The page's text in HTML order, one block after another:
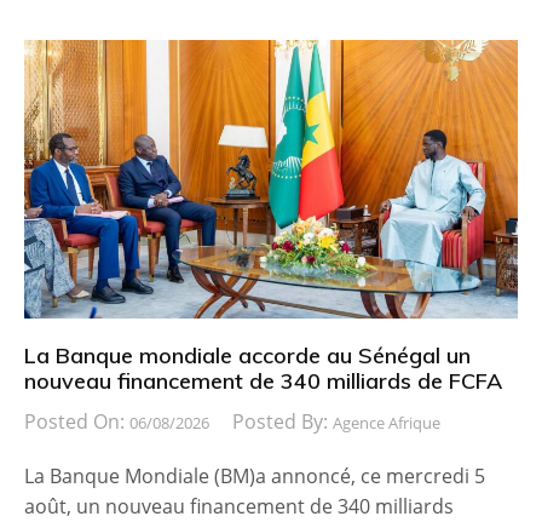
La Banque mondiale accorde au Sénégal un
nouveau financement de 340 milliards de FCFA
Posted On: 06/08/2026 Posted By: Agence Afrique
La Banque Mondiale (BM)a annoncé, ce mercredi 5
août, un nouveau financement de 340 milliards